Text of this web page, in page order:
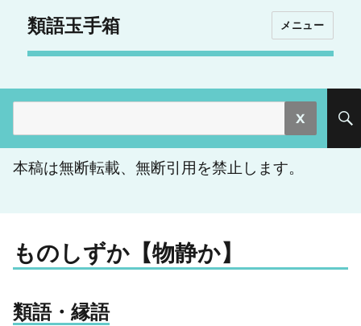
類語玉手箱 メニュー
索:
本稿は無断転載、無断引用を禁止します。
ものしずか【物静か】
類語・縁語